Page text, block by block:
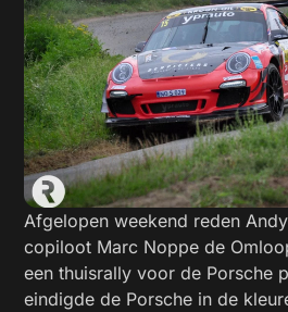
Afgelopen weekend reden
copiloot Marc Noppe de
een thuisrally voor de Porsche
eindigde de Porsche in de